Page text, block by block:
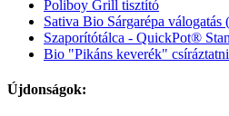
Poliboy Grill tisztító
Sativa Bio Sárgarépa válogatás
Szaporítótálca - QuickPot®
Bio "Pikáns keverék"
Újdonságok: